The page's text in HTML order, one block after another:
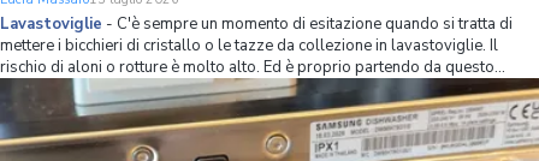
Lavastoviglie - C'è sempre un momento di esitazione quando si tratta di
mettere i bicchieri di cristallo o le tazze da collezione in lavastoviglie. Il
rischio di aloni o rotture è molto alto. Ed è proprio partendo da questo
problema che Samsung ha ripensato l’organizzazione dello spazio interno
della lavastov